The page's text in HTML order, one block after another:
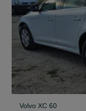
Volvo XC 60